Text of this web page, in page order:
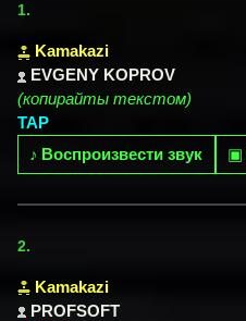
1.
Kamakazi
EVGENY KOPROV
(копирайты текстом)
TAP
♪ Воспроизвести звук ▣
2.
Kamakazi
PROFSOFT